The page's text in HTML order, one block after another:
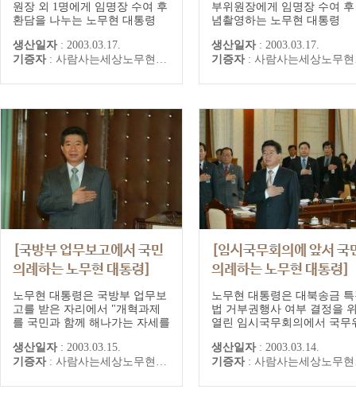
원장 외 1명에게 임명장 수여 후
환담을 나누는 노무현 대통령
생산일자 : 2003.03.17.
기증자 : 사람사는세상노무현재단
부위원장에게 임명장 수여
념촬영하는 노무현 대통령
생산일자 : 2003.03.17.
기증자 : 사람사는세상노무현재단
[국방부 업무보고에서 국민
의례하는 노무현 대통령]
노무현 대통령은 국방부 업무보
고를 받은 자리에서 "개혁과제
를 국민과 함께 해나가는 자세를
등 지속적인 군 개혁을 주문했
다.
생산일자 : 2003.03.15.
기증자 : 사람사는세상노무현재단
[임시국무회의에 앞서 국
의례하는 노무현 대통령]
노무현 대통령은 대북송금
법 거부권행사 여부 결정을
열린 임시국무회의에서 국무
"제 결심을 말씀드리겠습니
다"며 `최종 결심`을 밝혔으
림으로써 특검법 공포안이
생산일자 : 2003.03.14.
기증자 : 사람사는세상노무현재단